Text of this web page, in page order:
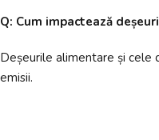
Q: Cum impactează
Deșeurile alimentare și cele
emisii.